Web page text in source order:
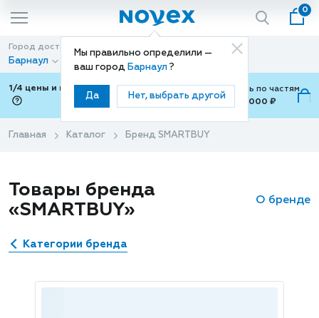
Мы правильно определили —
ваш город Барнаул ?
Да Нет, выбрать другой
0
Город доставки
Барнаул
Способ доставки
Доставка
1/4 цены и покупки ваши с Подели
Можно оплатить по частям
от 700 ₽ до 15,000 ₽
Главная Каталог Бренд SMARTBUY
Товары бренда
«SMARTBUY»
О бренде
Категории бренда